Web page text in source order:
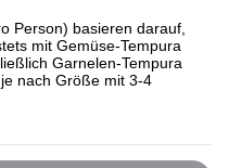
Person) basieren darauf,
mit Gemüse-Tempura
Garnelen-Tempura
nach Größe mit 3-4